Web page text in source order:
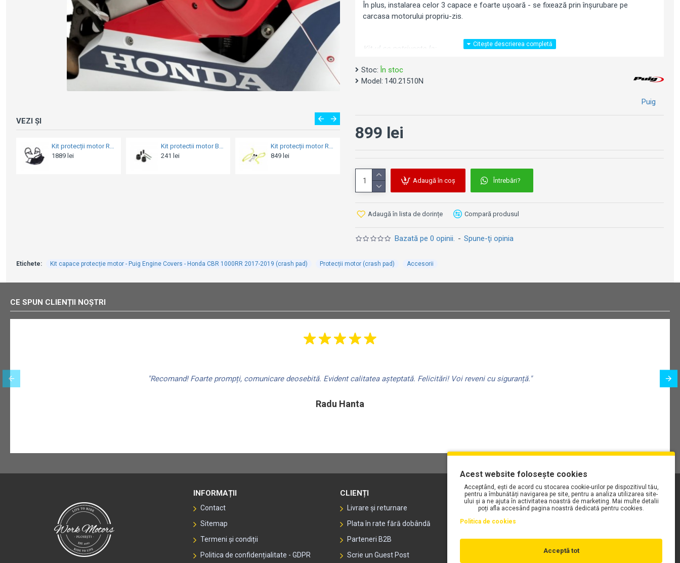
VEZI ȘI
Kit protectii motor Barracuda - Yamaha MT-07 Tracer (crash pad)
241 lei
Kit protecții motor RDmoto - Yamaha MT-07 / XSR 700 2014-2023 - Yellow Fluo (crash bar + crash pads)
849 lei
Kit protecții manete RDmoto - BMW R 1250 GS / Adventure 2018-2023 (crash bar)
669 lei
În plus, instalarea celor 3 capace e foarte ușoară - se fixează prin înșurubare pe
carcasa motorului propriu-zis.
Kit-ul se potrivește la:
Stoc: În stoc
Model: 140.21510N
Puig
Bazată pe 0 opinii. - Spune-ţi opinia
899 lei
Adaugă în coș Întrebări?
Adaugă în lista de dorințe Compară produsul
Etichete: Kit capace protecție motor - Puig Engine Covers - Honda CBR 1000RR 2017-2019 (crash pad) Protecții motor (crash pad) Accesorii
CE SPUN CLIENȚII NOȘTRI
"Recomand! Foarte prompți, comunicare deosebită. Evident calitatea așteptată. Felicitări! Voi reveni cu siguranță."
Radu Hanta
INFORMAȚII
Contact
Sitemap
Termeni și condiții
Politica de confidențialitate - GDPR
CLIENȚI
Livrare și returnare
Plata în rate fără dobândă
Parteneri B2B
Scrie un Guest Post
PLAYLIST-UL WORK MOTORS PE SPOTIFY
Acest website folosește cookies
Acceptând, ești de acord cu stocarea cookie-urilor pe dispozitivul tău,
pentru a îmbunătăți navigarea pe site, pentru a analiza utilizarea site-
ului și a ne ajuta în activitatea noastră de marketing. Mai multe detalii
poți afla accesând pagina noastră dedicată pentru cookies.
Politica de cookies
Acceptă tot